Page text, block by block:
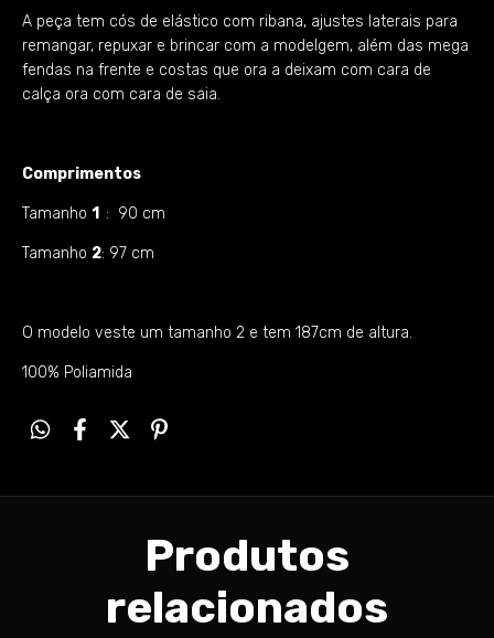
A peça tem cós de elástico com ribana, ajustes laterais para
remangar, repuxar e brincar com a modelgem, além das mega
fendas na frente e costas que ora a deixam com cara de
calça ora com cara de saia.
Comprimentos
Tamanho 1 : 90 cm
Tamanho 2: 97 cm
O modelo veste um tamanho 2 e tem 187cm de altura.
100% Poliamida
Produtos
relacionados